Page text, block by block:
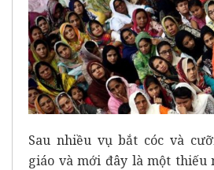
Sau nhiều vụ bắt cóc và
giáo và mới đây là một thiếu